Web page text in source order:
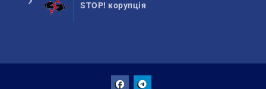
STOP! корупція